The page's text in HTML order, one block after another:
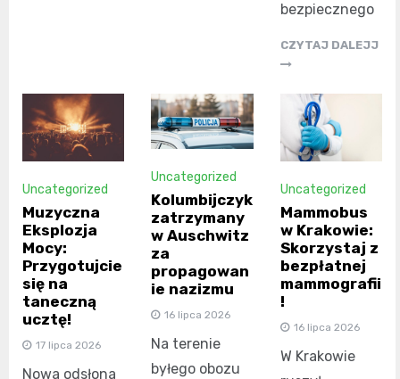
bezpiecznego
CZYTAJ DALEJJ
Uncategorized
Muzyczna
Eksplozja
Mocy:
Przygotujcie
się na
taneczną
ucztę!
17 lipca 2026
Nowa odsłona
Uncategorized
Kolumbijczyk
zatrzymany
w Auschwitz
za
propagowan
ie nazizmu
16 lipca 2026
Na terenie
byłego obozu
Uncategorized
Mammobus
w Krakowie:
Skorzystaj z
bezpłatnej
mammografii
!
16 lipca 2026
W Krakowie